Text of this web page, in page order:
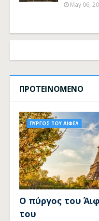
May 06,
ΠΡΟΤΕΙΝΟΜΕΝΟ
ΠΥΡΓΟΣ ΤΟΥ ΑΙΦΕΛ
Ο πύργος του
του